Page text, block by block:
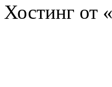
Хостинг от «